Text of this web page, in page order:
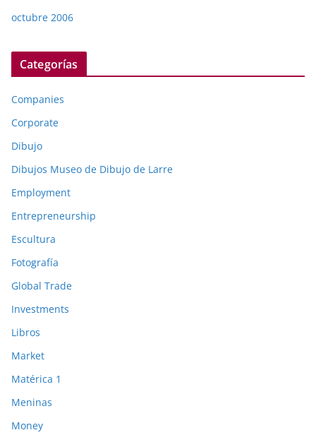
octubre 2006
Categorías
Companies
Corporate
Dibujo
Dibujos Museo de Dibujo de Larre
Employment
Entrepreneurship
Escultura
Fotografía
Global Trade
Investments
Libros
Market
Matérica 1
Meninas
Money